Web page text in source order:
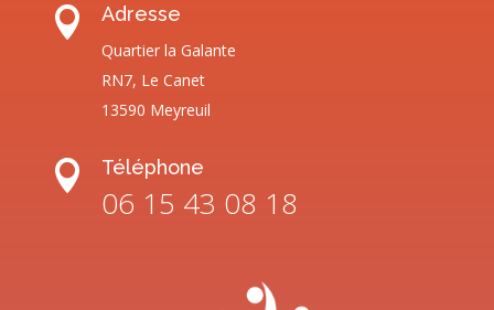
 Adresse
Quartier la Galante
RN7, Le Canet
13590 Meyreuil
 Téléphone
06 15 43 08 18